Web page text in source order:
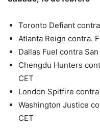
Toronto Defiant
Atlanta Reign contra.
Dallas Fuel contra
Chengdu Hunters
CET
London Spitfire
Washington Justice
CET